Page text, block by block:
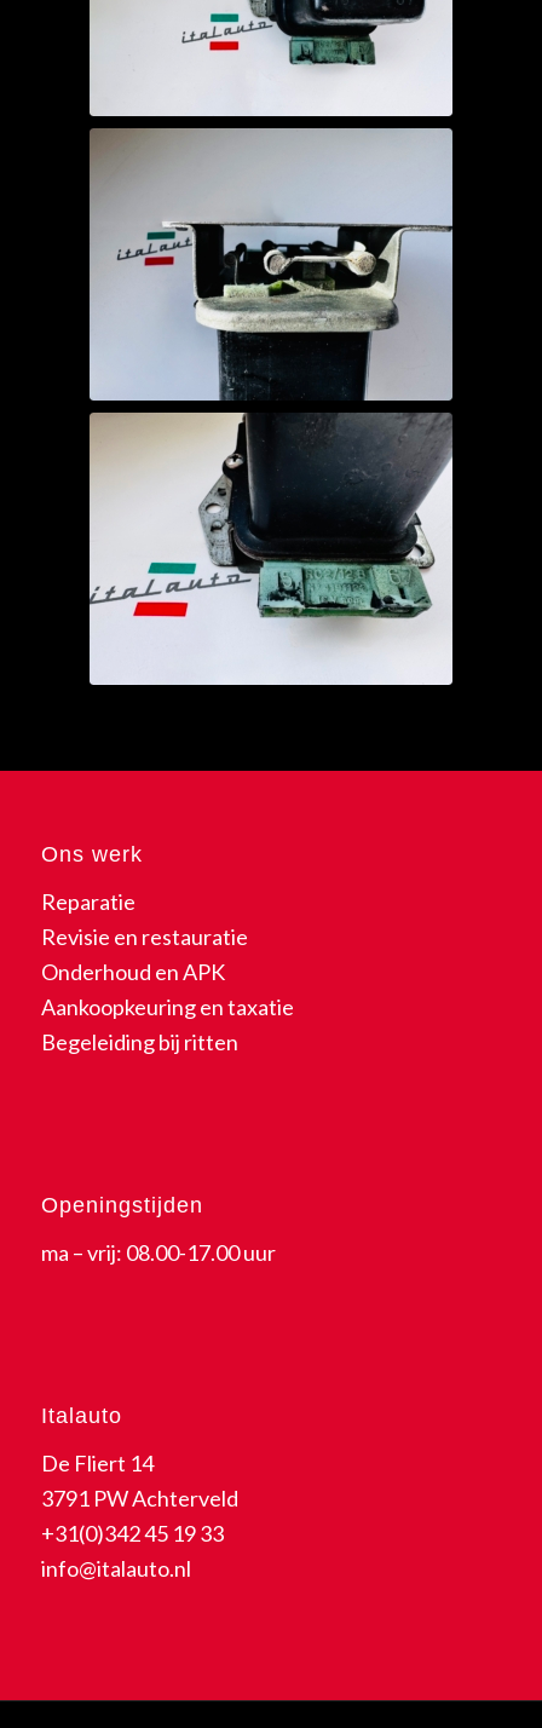
Ons werk
Reparatie
Revisie en restauratie
Onderhoud en APK
Aankoopkeuring en taxatie
Begeleiding bij ritten
Openingstijden
ma – vrij: 08.00-17.00 uur
Italauto
De Fliert 14
3791 PW Achterveld
+31(0)342 45 19 33
info@italauto.nl